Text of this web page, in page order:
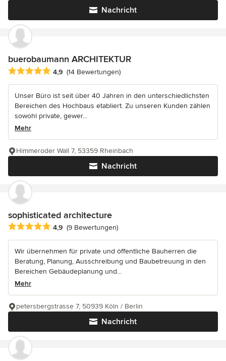
Nachricht
buerobaumann ARCHITEKTUR
Durchschnittliche Bewertung: 4.9 von 5 Sternen
4,9 (14 Bewertungen)
Unser Büro ist seit über 40 Jahren in den unterschiedlichsten
Bereichen des Hochbaus etabliert. Zu unseren Kunden zählen
sowohl private, gewer...
Mehr
Nachricht
Himmeroder Wall 7, 53359 Rheinbach
sophisticated architecture
Durchschnittliche Bewertung: 4.9 von 5 Sternen
4,9 (9 Bewertungen)
Wir übernehmen für private und öffentliche Bauherren die
Beratung, Planung, Ausschreibung und Baubetreuung in den
Bereichen Gebäudeplanung und...
Mehr
Nachricht
petersbergstrasse 7, 50939 Köln / Berlin